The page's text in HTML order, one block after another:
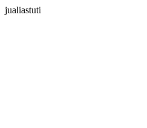
jualiastuti